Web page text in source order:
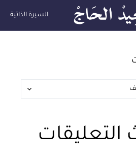
السيرة الذاتية
التعليقات